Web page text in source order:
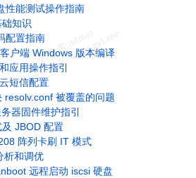
性能测试操作指南
知识
配置指南
户端 Windows 版本编译
应用操作指引
短信配置
resolv.conf 被覆盖的问题
器固件维护指引
JBOD 配置
阵列卡刷 IT 模式
析和调优
远程启动 iscsi 硬盘